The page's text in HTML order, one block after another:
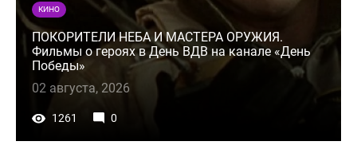
КИНО
ПОКОРИТЕЛИ НЕБА И МАСТЕРА ОРУЖИЯ.
Фильмы о героях в День ВДВ на канале «День
Победы»
02 августа, 2026
1261 0